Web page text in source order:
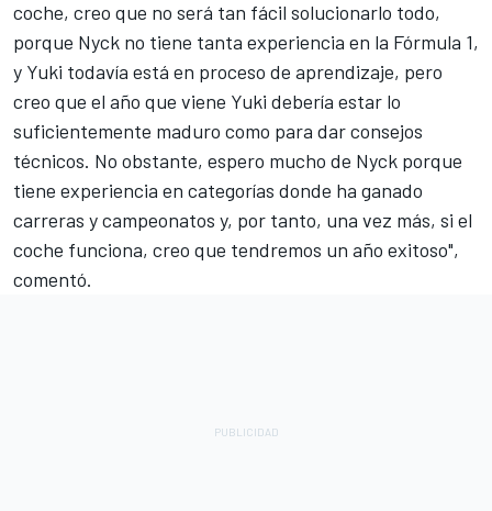
coche, creo que no será tan fácil solucionarlo todo,
porque Nyck no tiene tanta experiencia en la Fórmula 1,
y Yuki todavía está en proceso de aprendizaje, pero
creo que el año que viene Yuki debería estar lo
suficientemente maduro como para dar consejos
técnicos. No obstante, espero mucho de Nyck porque
tiene experiencia en categorías donde ha ganado
carreras y campeonatos y, por tanto, una vez más, si el
coche funciona, creo que tendremos un año exitoso",
comentó.